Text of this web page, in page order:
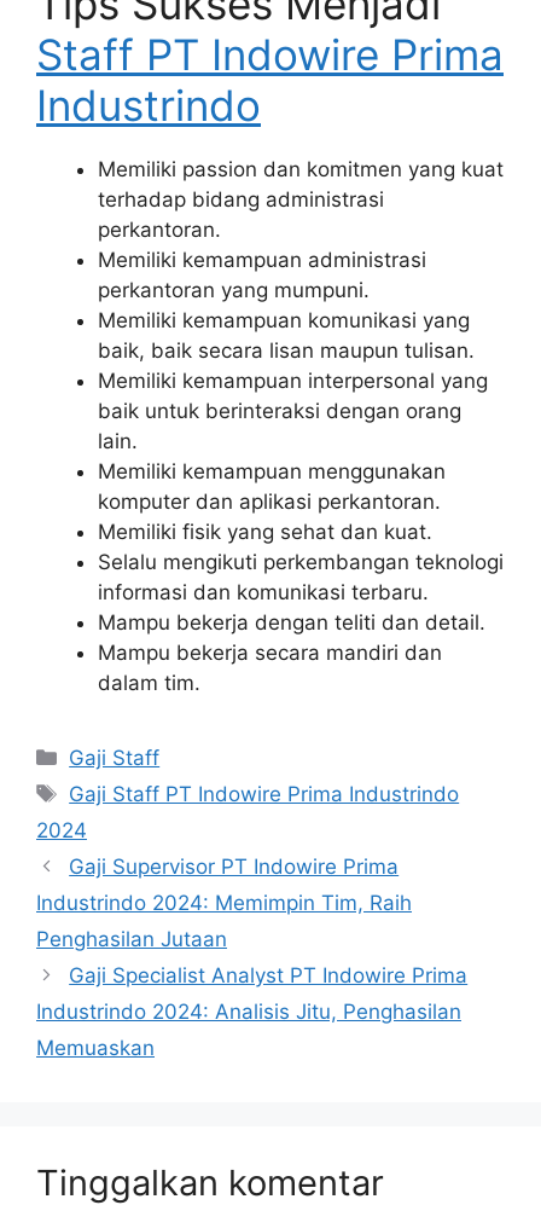
Staff PT Indowire Prima
Industrindo
Memiliki passion dan komitmen yang kuat
terhadap bidang administrasi
perkantoran.
Memiliki kemampuan administrasi
perkantoran yang mumpuni.
Memiliki kemampuan komunikasi yang
baik, baik secara lisan maupun tulisan.
Memiliki kemampuan interpersonal yang
baik untuk berinteraksi dengan orang
lain.
Memiliki kemampuan menggunakan
komputer dan aplikasi perkantoran.
Memiliki fisik yang sehat dan kuat.
Selalu mengikuti perkembangan teknologi
informasi dan komunikasi terbaru.
Mampu bekerja dengan teliti dan detail.
Mampu bekerja secara mandiri dan
dalam tim.
Kategori
Gaji Staff
Tag
Gaji Staff PT Indowire Prima Industrindo
2024
Gaji Supervisor PT Indowire Prima
Industrindo 2024: Memimpin Tim, Raih
Penghasilan Jutaan
Gaji Specialist Analyst PT Indowire Prima
Industrindo 2024: Analisis Jitu, Penghasilan
Memuaskan
Tinggalkan komentar